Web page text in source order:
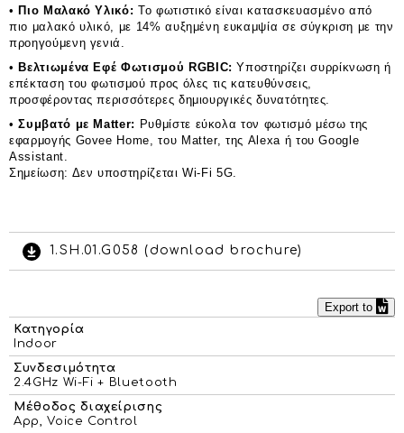
• Πιο Μαλακό Υλικό: Το φωτιστικό είναι κατασκευασμένο από
πιο μαλακό υλικό, με 14% αυξημένη ευκαμψία σε σύγκριση με την
προηγούμενη γενιά.
•Βελτιωμένα Εφέ Φωτισμού RGBIC: Υποστηρίζει συρρίκνωση ή
επέκταση του φωτισμού προς όλες τις κατευθύνσεις,
προσφέροντας περισσότερες δημιουργικές δυνατότητες.
•Συμβατό με Matter: Ρυθμίστε εύκολα τον φωτισμό μέσω της
εφαρμογής Govee Home, του Matter, της Alexa ή του Google
Assistant.
Σημείωση: Δεν υποστηρίζεται Wi-Fi 5G.
1.SH.01.G058 (download brochure)
Export to
Κατηγορία
Indoor
Συνδεσιμότητα
2.4GHz Wi-Fi + Bluetooth
Μέθοδος διαχείρισης
App, Voice Control